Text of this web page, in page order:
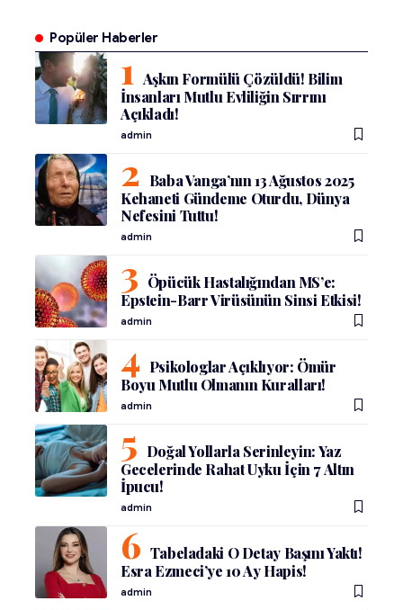
Popüler Haberler
Aşkın Formülü Çözüldü! Bilim
İnsanları Mutlu Evliliğin Sırrını
Açıkladı!
admin
Baba Vanga’nın 13 Ağustos 2025
Kehaneti Gündeme Oturdu, Dünya
Nefesini Tuttu!
admin
Öpücük Hastalığından MS’e:
Epstein-Barr Virüsünün Sinsi Etkisi!
admin
Psikologlar Açıklıyor: Ömür
Boyu Mutlu Olmanın Kuralları!
admin
Doğal Yollarla Serinleyin: Yaz
Gecelerinde Rahat Uyku İçin 7 Altın
İpucu!
admin
Tabeladaki O Detay Başını Yaktı!
Esra Ezmeci’ye 10 Ay Hapis!
admin